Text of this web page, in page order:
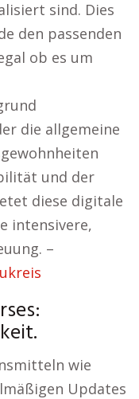
sind. Dies
den passenden
ob es um
die allgemeine
und der
diese digitale
intensivere,
–
wie
Updates